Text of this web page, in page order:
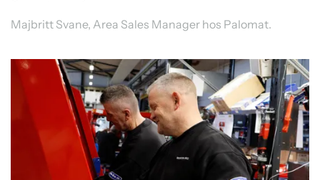
Majbritt Svane, Area Sales Manager hos Palomat.